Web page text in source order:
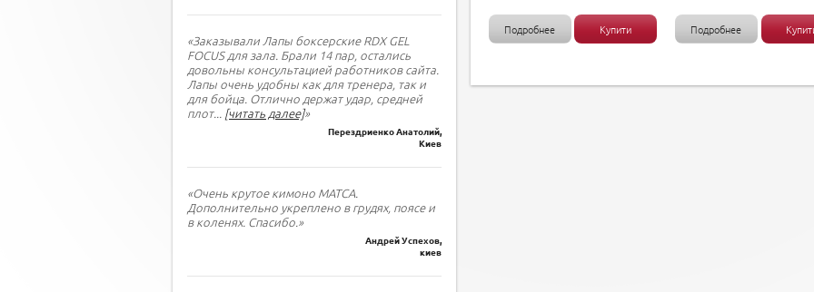
«Заказывали Лапы боксерские RDX GEL
FOCUS для зала. Брали 14 пар, остались
довольны консультацией работников сайта.
Лапы очень удобны как для тренера, так и
для бойца. Отлично держат удар, средней
плот... [читать далее]»
Перездриенко Анатолий,
Киев
«Очень крутое кимоно МАТСА.
Дополнительно укреплено в грудях, поясе и
в коленях. Спасибо.»
Андрей Успехов,
киев
Подробнее Купити Подробнее